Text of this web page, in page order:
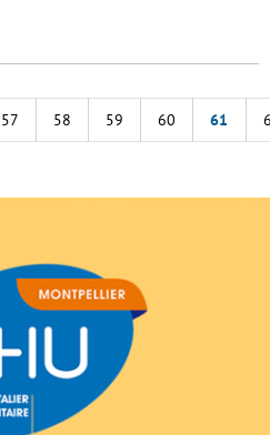
57 58 59 60 61